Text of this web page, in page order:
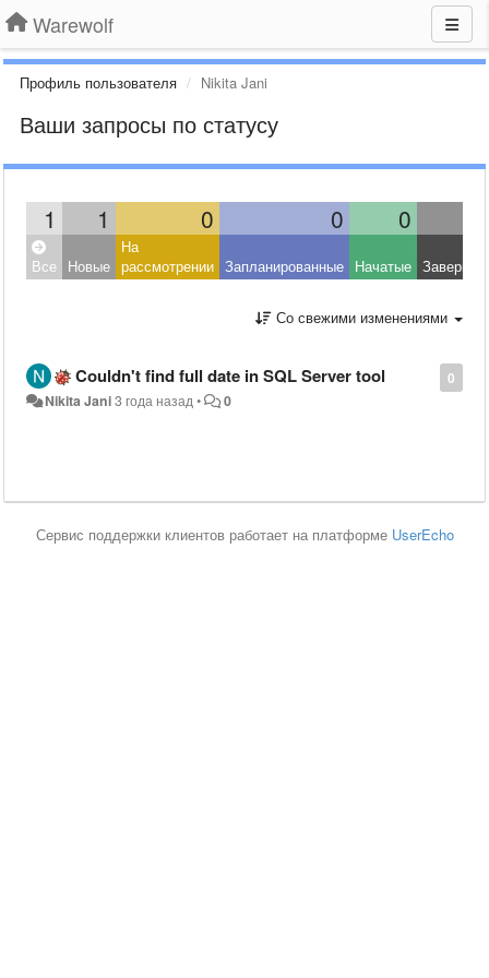
Warewolf
Профиль пользователя Nikita Jani
Ваши запросы по статусу
1 1 0 0 0
Все Новые
На
рассмотрении Запланированные Начатые
Со свежими изменениями
0
Couldn't find full date in SQL Server tool
Nikita Jani3 года назад• 0
Сервис поддержки клиентов работает на платформе UserEcho